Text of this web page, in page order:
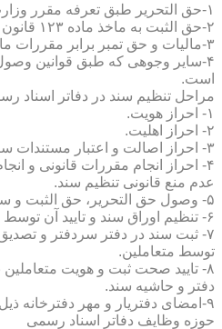
۱-حق التحریر طبق تعرفه مقرر وزارت دادگستری.
۲-حق الثبت به ماخذ ماده ۱۲۳ قانون اصلاحی قانون ثبت.
۳-مالیات و حق تمبر برابر مقررات مالیاتی.
۴-سایر وجوهی که طبق قوانین
است.
مراحل تنظیم سند در دفاتر اسناد
۱- احراز هویت.
۲- احراز اهلیت.
۳- احراز اصالت و اعتبار مستندات سند.
۴- احراز انجام مقررات قانونی و
عدم منع قانونی تنظیم سند.
۵- وصول حق التحریر، حق الثبت و سایر حقوق دولتی.
۶- تنظیم اوراق سند و تایید آن توسط متعاملین.
۷- ثبت سند در دفتر سردفتر و
توسط متعاملین.
۸- تایید صحت ثبت و هویت
دفتر و حاشیه سند.
۹-امضای دفتریار و مهر دفترخانه ذیل ثبت دفتر و در حاشیه سند.
حوزه وظایف دفاتر اسناد رسمی